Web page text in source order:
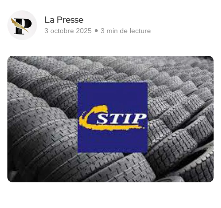
La Presse
3 octobre 2025 3 min de lecture